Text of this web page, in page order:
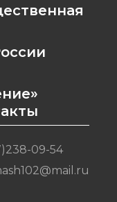
09-54